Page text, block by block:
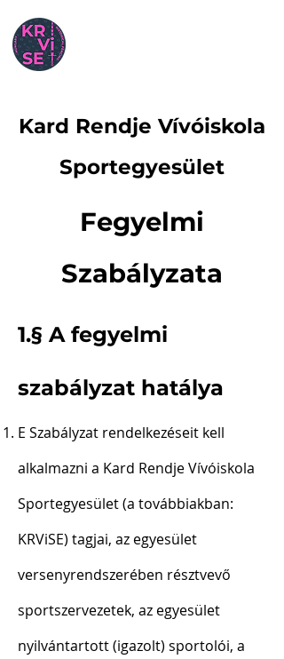
Kard Rendje Vívóiskola
Sportegyesület
Fegyelmi
Szabályzata
1.§ A fegyelmi
szabályzat hatálya
E Szabályzat rendelkezéseit kell
alkalmazni a Kard Rendje Vívóiskola
Sportegyesület (a továbbiakban:
KRViSE) tagjai, az egyesület
versenyrendszerében résztvevő
sportszervezetek, az egyesület
nyilvántartott (igazolt) sportolói, a